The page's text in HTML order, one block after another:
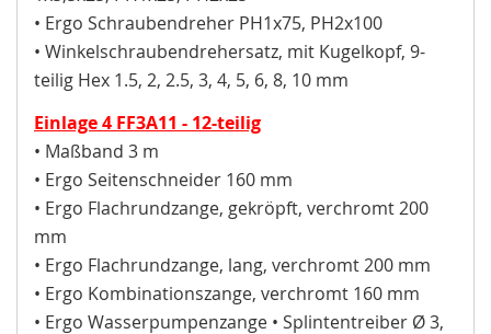
• Ergo Schraubendreher PH1x75, PH2x100
• Winkelschraubendrehersatz, mit Kugelkopf, 9-
teilig Hex 1.5, 2, 2.5, 3, 4, 5, 6, 8, 10 mm
Einlage 4 FF3A11 - 12-teilig
• Maßband 3 m
• Ergo Seitenschneider 160 mm
• Ergo Flachrundzange, gekröpft, verchromt 200
mm
• Ergo Flachrundzange, lang, verchromt 200 mm
• Ergo Kombinationszange, verchromt 160 mm
• Ergo Wasserpumpenzange • Splintentreiber Ø 3,